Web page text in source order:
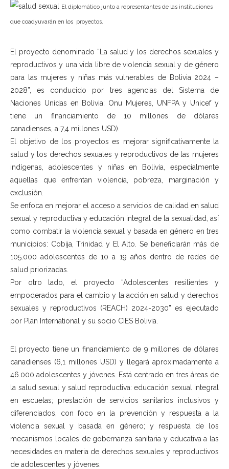
El diplomático junto a representantes de las instituciones
que coadyuvarán en los proyectos.
El proyecto denominado “La salud y los derechos sexuales y
reproductivos y una vida libre de violencia sexual y de género
para las mujeres y niñas más vulnerables de Bolivia 2024 –
2028”, es conducido por tres agencias del Sistema de
Naciones Unidas en Bolivia: Onu Mujeres, UNFPA y Unicef y
tiene un financiamiento de 10 millones de dólares
canadienses, a 7,4 millones USD).
El objetivo de los proyectos es mejorar significativamente la
salud y los derechos sexuales y reproductivos de las mujeres
indígenas, adolescentes y niñas en Bolivia, especialmente
aquellas que enfrentan violencia, pobreza, marginación y
exclusión.
Se enfoca en mejorar el acceso a servicios de calidad en salud
sexual y reproductiva y educación integral de la sexualidad, así
como combatir la violencia sexual y basada en género en tres
municipios: Cobija, Trinidad y El Alto. Se beneficiarán más de
105.000 adolescentes de 10 a 19 años dentro de redes de
salud priorizadas.
Por otro lado, el proyecto “Adolescentes resilientes y
empoderados para el cambio y la acción en salud y derechos
sexuales y reproductivos (REACH) 2024-2030” es ejecutado
por Plan International y su socio CIES Bolivia.
El proyecto tiene un financiamiento de 9 millones de dólares
canadienses (6,1 millones USD) y llegará aproximadamente a
46.000 adolescentes y jóvenes. Está centrado en tres áreas de
la salud sexual y salud reproductiva: educación sexual integral
en escuelas; prestación de servicios sanitarios inclusivos y
diferenciados, con foco en la prevención y respuesta a la
violencia sexual y basada en género; y respuesta de los
mecanismos locales de gobernanza sanitaria y educativa a las
necesidades en materia de derechos sexuales y reproductivos
de adolescentes y jóvenes.